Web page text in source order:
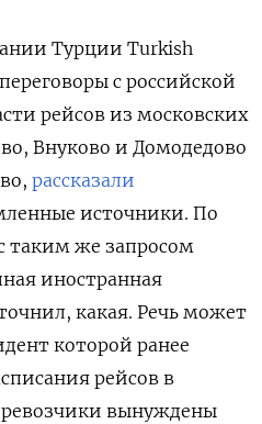
Турции Turkish
с российской
рейсов из московских
Внуково и Домодедово
рассказали
источники. По
таким же запросом
иностранная
какая. Речь может
которой ранее
рейсов в
вынуждены